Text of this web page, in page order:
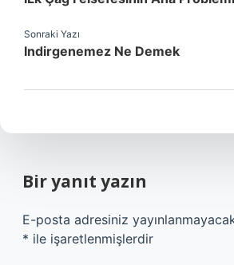
Sonraki Yazı
Indirgenemez Ne Demek
Bir yanıt yazın
E-posta adresiniz
* ile işaretlenmişlerdir